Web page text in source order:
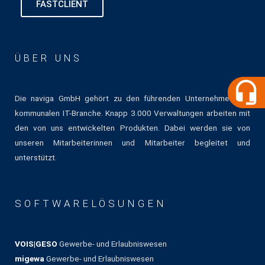
FASTCLIENT
ÜBER UNS
Die naviga GmbH gehört zu den führenden Unternehmen der
kommunalen IT-Branche. Knapp 3.000 Verwaltungen arbeiten mit
den von uns entwickelten Produkten. Dabei werden sie von
unseren Mitarbeiterinnen und Mitarbeiter begleitet und
unterstützt.
SOFTWARELÖSUNGEN
VOIS|GESO Gewerbe- und Erlaubniswesen
migewa Gewerbe- und Erlaubniswesen